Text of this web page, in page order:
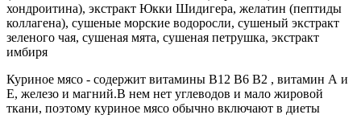
хондроитина), экстракт Юкки Шидигера, желатин (пептиды
коллагена), сушеные морские водоросли, сушеный экстракт
зеленого чая, сушеная мята, сушеная петрушка, экстракт
имбиря
Куриное мясо - содержит витамины В12 В6 В2 , витамин А и
Е, железо и магний.В нем нет углеводов и мало жировой
ткани, поэтому куриное мясо обычно включают в диеты